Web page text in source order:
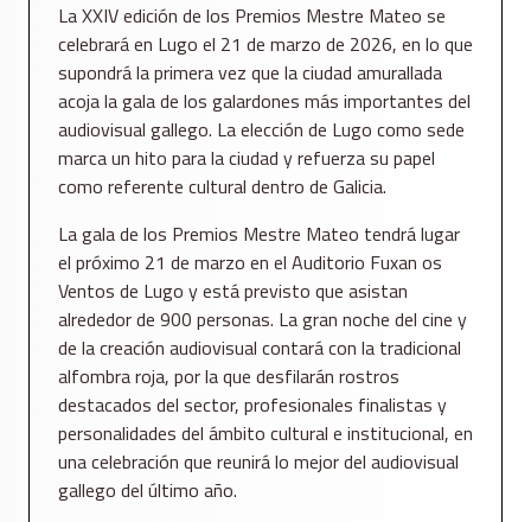
La XXIV edición de los Premios Mestre Mateo se
celebrará en Lugo el 21 de marzo de 2026, en lo que
supondrá la primera vez que la ciudad amurallada
acoja la gala de los galardones más importantes del
audiovisual gallego. La elección de Lugo como sede
marca un hito para la ciudad y refuerza su papel
como referente cultural dentro de Galicia.
La gala de los Premios Mestre Mateo tendrá lugar
el próximo 21 de marzo en el Auditorio Fuxan os
Ventos de Lugo y está previsto que asistan
alrededor de 900 personas. La gran noche del cine y
de la creación audiovisual contará con la tradicional
alfombra roja, por la que desfilarán rostros
destacados del sector, profesionales finalistas y
personalidades del ámbito cultural e institucional, en
una celebración que reunirá lo mejor del audiovisual
gallego del último año.